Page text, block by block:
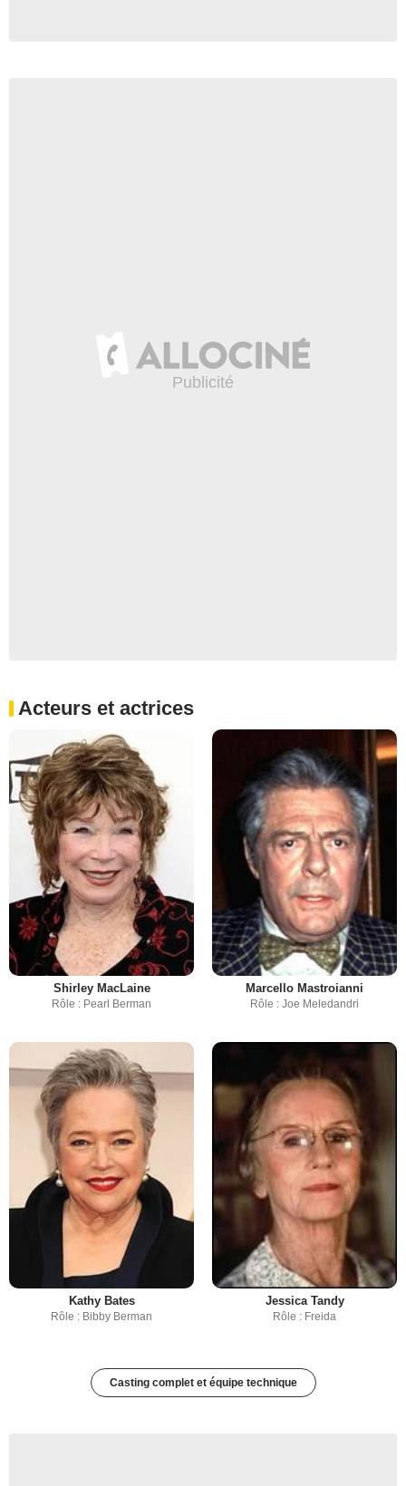
Acteurs et actrices
Shirley MacLaine
Rôle : Pearl Berman
Marcello Mastroianni
Rôle : Joe Meledandri
Kathy Bates
Rôle : Bibby Berman
Jessica Tandy
Rôle : Freida
Casting complet et équipe technique